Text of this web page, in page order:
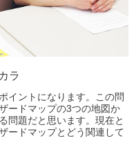
ラ
イントになります。この問
ードマップの3つの地図か
問題だと思います。現在と
ードマップとどう関連して